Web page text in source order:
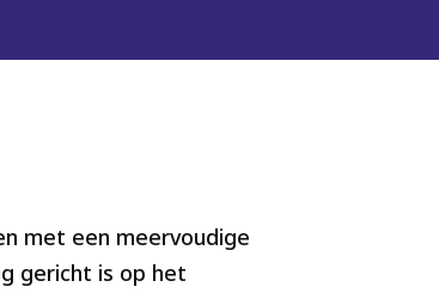
met een meervoudige
gericht is op het